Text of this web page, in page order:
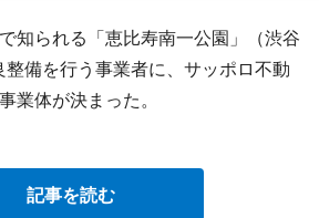
知られる「恵比寿南一公園」（渋谷
整備を行う事業者に、サッポロ不動
業体が決まった。
記事を読む